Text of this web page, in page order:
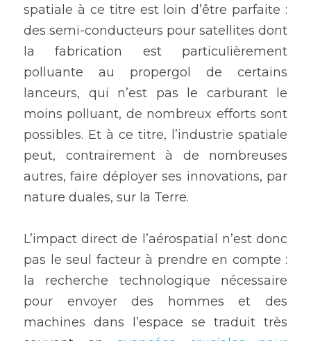
spatiale à ce titre est loin d’être parfaite :
des semi-conducteurs pour satellites dont
la fabrication est particulièrement
polluante au propergol de certains
lanceurs, qui n’est pas le carburant le
moins polluant, de nombreux efforts sont
possibles. Et à ce titre, l’industrie spatiale
peut, contrairement à de nombreuses
autres, faire déployer ses innovations, par
nature duales, sur la Terre.
L’impact direct de l’aérospatial n’est donc
pas le seul facteur à prendre en compte :
la recherche technologique nécessaire
pour envoyer des hommes et des
machines dans l’espace se traduit très